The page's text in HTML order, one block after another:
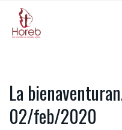
La
02/feb/2020